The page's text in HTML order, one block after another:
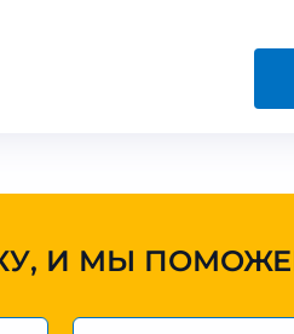
И МЫ